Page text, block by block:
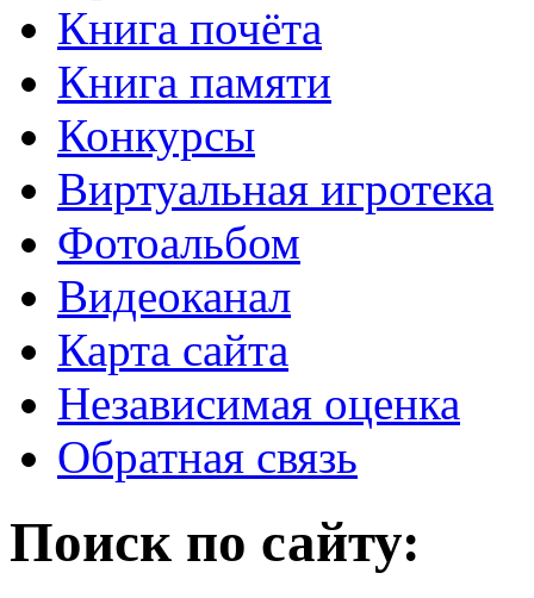
Книга почёта
Книга памяти
Конкурсы
Виртуальная игротека
Фотоальбом
Видеоканал
Карта сайта
Независимая оценка
Обратная связь
Поиск по сайту: